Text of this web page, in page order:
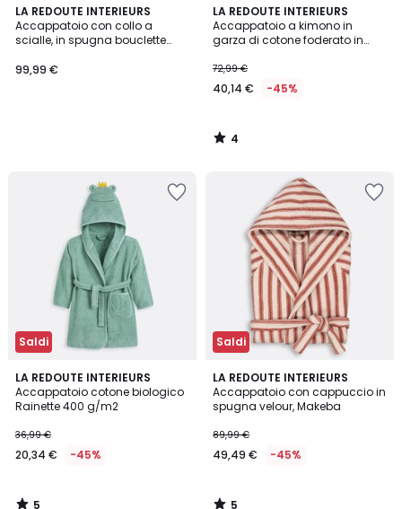
LA REDOUTE INTERIEURS
Accappatoio con collo a
scialle, in spugna bouclette
99,99 €
LA REDOUTE INTERIEURS
Accappatoio a kimono in
garza di cotone foderato in
72,99 €
40,14 € -45%
4
/
5
4
/
Saldi
LA REDOUTE INTERIEURS
Accappatoio cotone biologico
Rainette 400 g/m2
36,99 €
20,34 € -45%
5
/
5
5
Saldi
LA REDOUTE INTERIEURS
Accappatoio con cappuccio in
spugna velour, Makeba
89,99 €
49,49 € -45%
5
/
5
5